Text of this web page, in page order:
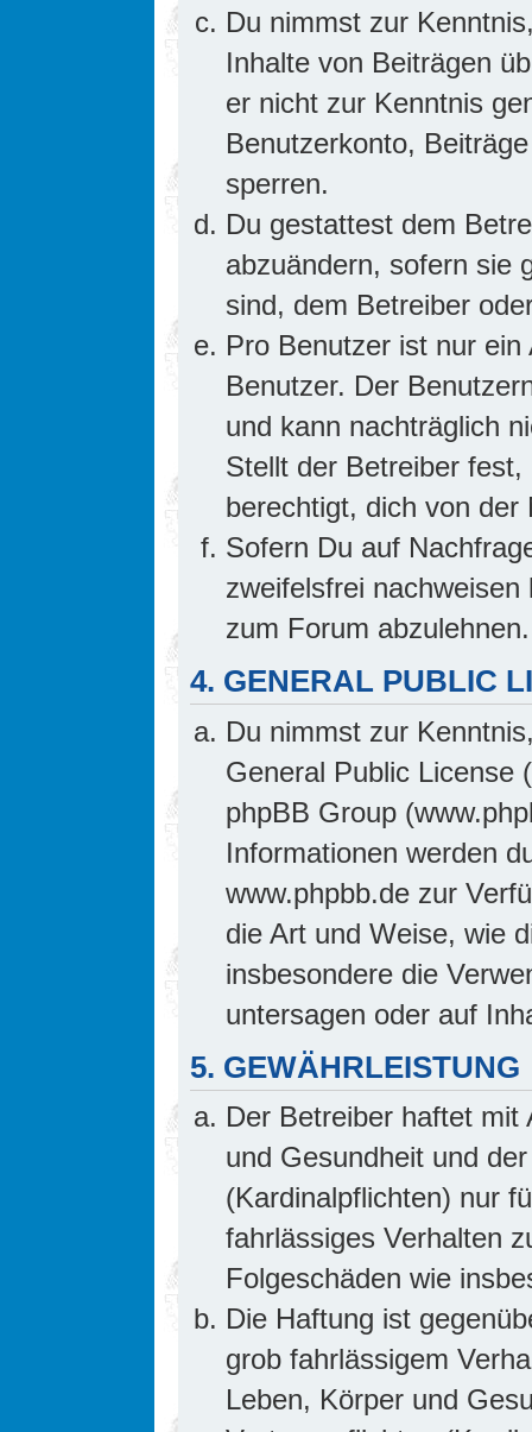
Du nimmst zur
Inhalte von Beiträgen
er nicht zur Kenntnis
Benutzerkonto,
sperren.
Du gestattest dem
abzuändern, sofern sie
sind, dem Betreiber
Pro Benutzer ist nur
Benutzer. Der
und kann nachträglich
Stellt der Betreiber
berechtigt, dich von
Sofern Du auf
zweifelsfrei
zum Forum abzulehnen.
4. GENERAL PUBLIC
Du nimmst zur
General Public License
phpBB Group
Informationen werden
www.phpbb.de zur
die Art und Weise, wie
insbesondere die
untersagen oder auf
5. GEWÄHRLEISTUNG
Der Betreiber haftet mit
und Gesundheit und
(Kardinalpflichten) nur
fahrlässiges Verhalten
Folgeschäden wie
Die Haftung ist
grob fahrlässigem
Leben, Körper und